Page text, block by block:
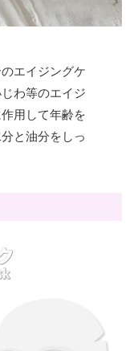
エイジングケ
わ等のエイジ
用して年齢を
と油分をしっ